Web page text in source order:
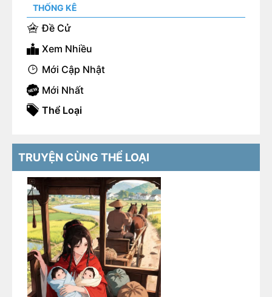
Mỗi người đều có mệnh của mình. Còn mệnh của
nàng, sớm muộn gì cũng sẽ nằm trong tay ta.
THỐNG KÊ
Đề Cử
Xem Nhiều
Mới Cập Nhật
Mới Nhất
Thể Loại
TRUYỆN CÙNG THỂ LOẠI